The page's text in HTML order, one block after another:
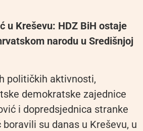
u Kreševu: HDZ BiH ostaje
narodu u Središnjoj
političkih aktivnosti,
demokratske zajednice
i dopredsjednica stranke
su danas u Kreševu, u